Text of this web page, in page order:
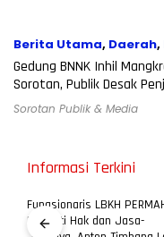
Berita Utama, Daerah,
2026
Gedung BNNK Inhil
Sorotan, Publik Desak
Sorotan Publik & Media
Informasi Terkini
Fungsionaris LBKH
Hormati Hak dan Jasa-